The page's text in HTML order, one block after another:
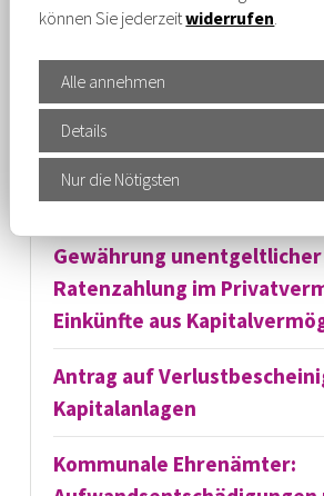
Aufzeichnungspflichten beim
Dienstreisen: Kein
Werbungskostenabzug bei
Privatwagennutzung trotz
vorhandenem
Gewährung unentgeltlicher
Ratenzahlung im
Einkünfte aus
Antrag auf
Kapitalanlagen
Kommunale Ehrenämter:
können Sie jederzeitwiderrufen
Alle annehmen
Details
Nur die Nötigsten